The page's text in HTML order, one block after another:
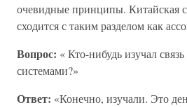
очевидные принципы. Китайская
сходится с таким разделом как
Вопрос: « Кто-нибудь изучал
системами?»
Ответ: «Конечно, изучали. Это